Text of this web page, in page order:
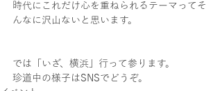
時代にこれだけ心を重ねられるテーマってそ
んなに沢山ないと思います。
では「いざ、横浜」行って参ります。
珍道中の様子はSNSでどうぞ。